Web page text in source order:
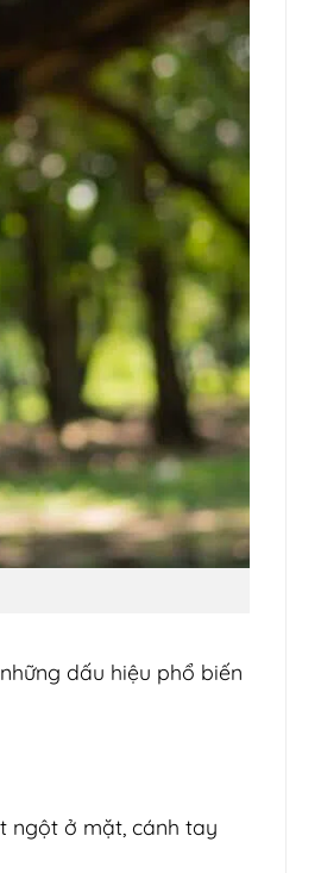
dấu hiệu phổ biến
ngột ở mặt, cánh tay